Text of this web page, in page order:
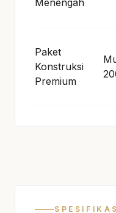
Menengah
Paket
Konstruksi
Premium